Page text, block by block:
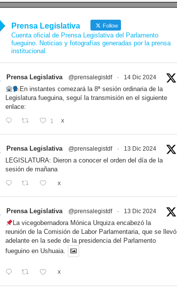
Prensa Legislativa Follow
Cuenta oficial de Prensa Legislativa del Parlamento
fueguino. Noticias y fotografías generadas por la prensa
institucional.
Prensa Legislativa @prensalegistdf · 14 Dic 2024
En instantes comezará la 8ª sesión ordinaria de la
Legislatura fueguina, seguí la transmisión en el siguiente
enlace:
1 X
Prensa Legislativa @prensalegistdf · 13 Dic 2024
LEGISLATURA: Dieron a conocer el orden del día de la
sesión de mañana
X
Prensa Legislativa @prensalegistdf · 13 Dic 2024
La vicegobernadora Mónica Urquiza encabezó la
reunión de la Comisión de Labor Parlamentaria, que se llevó
adelante en la sede de la presidencia del Parlamento
fueguino en Ushuaia.
X